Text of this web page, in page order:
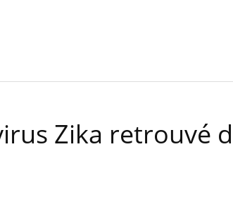
Zika retrouvé